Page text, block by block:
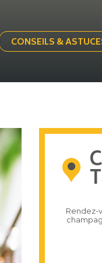
CONSEILS &
Rendez-